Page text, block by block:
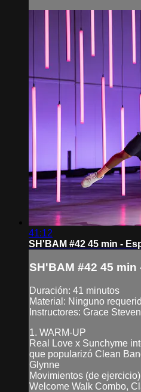
41:12
SH'BAM #42 45 min -
SH'BAM #42 45 min
Duración: 41 minutos
Material: Ninguno
Instructores: Grace
1. WARM-UP
Real Love x Sunchyme
que popularizó Clean
Glynne
Movimientos (de
Welcome Walk Combo,